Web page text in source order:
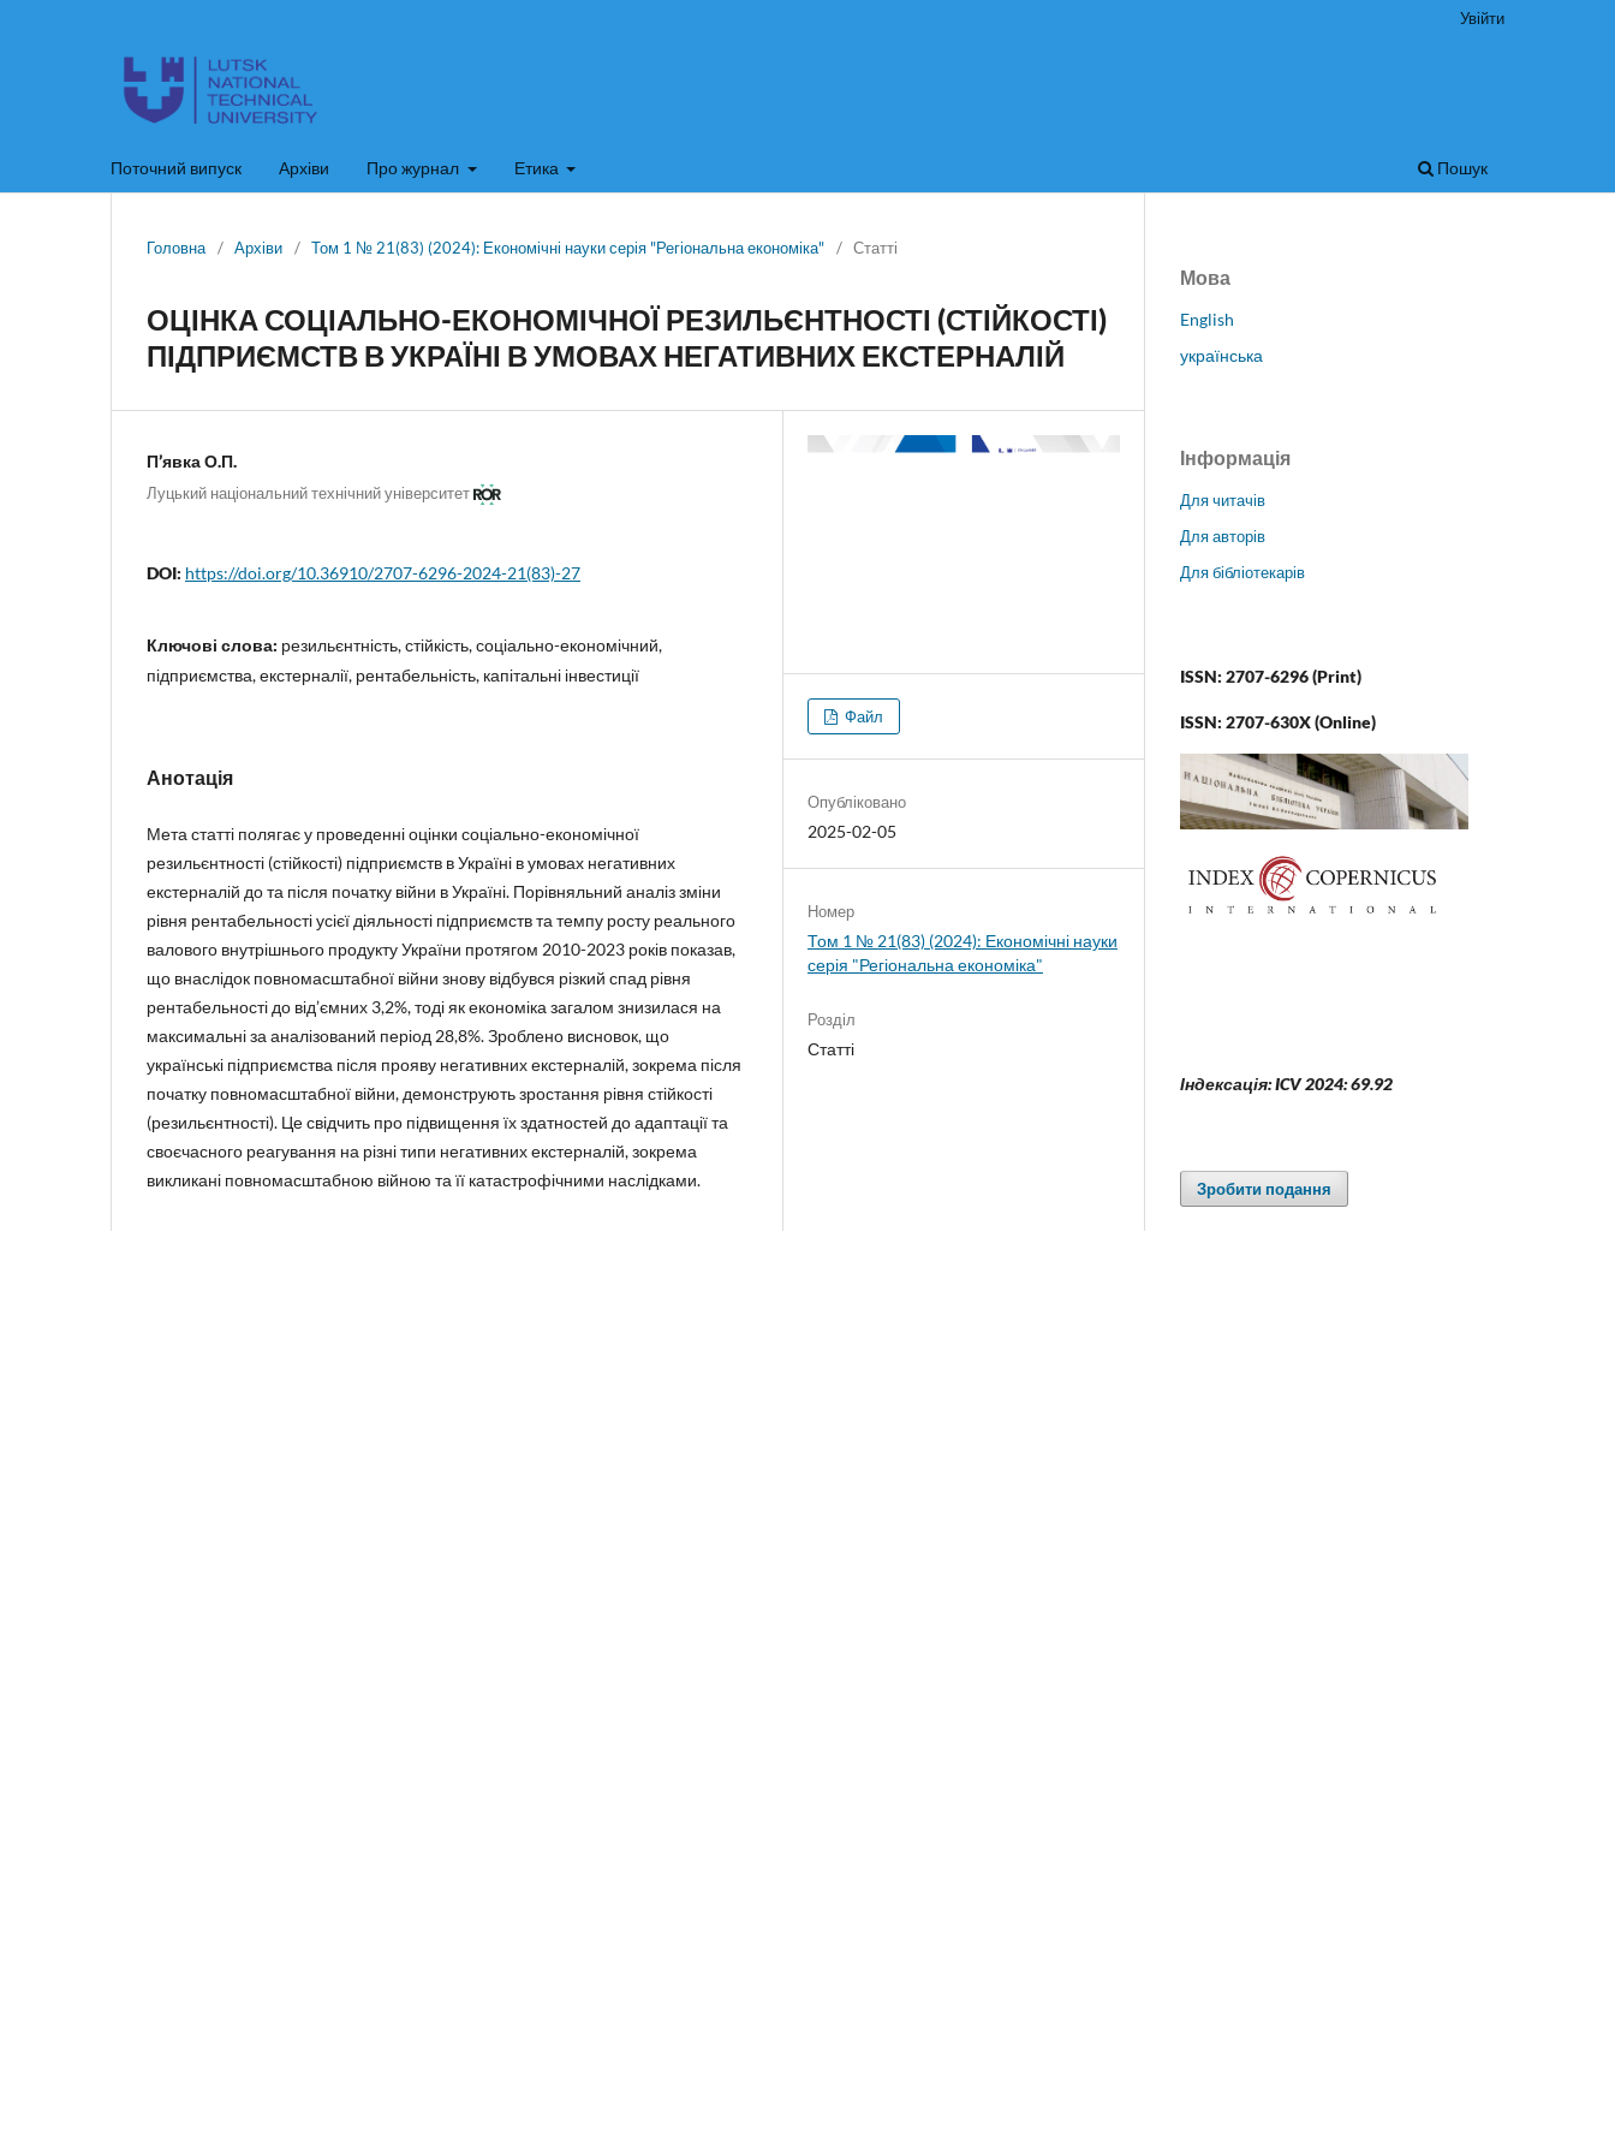
Поточний випуск Архіви Про журнал Етика Пошук
Увійти
Головна / Архіви / Том 1 № 21(83) (2024): Економічні науки серія "Регіональна економіка" / Статті
ОЦІНКА СОЦІАЛЬНО-ЕКОНОМІЧНОЇ РЕЗИЛЬЄНТНОСТІ (СТІЙКОСТІ)
ПІДПРИЄМСТВ В УКРАЇНІ В УМОВАХ НЕГАТИВНИХ ЕКСТЕРНАЛІЙ
П’явка О.П.
Луцький національний технічний університет
DOI: https://doi.org/10.36910/2707-6296-2024-21(83)-27
Ключові слова: резильєнтність, стійкість, соціально-економічний,
підприємства, екстерналії, рентабельність, капітальні інвестиції
Анотація
Мета статті полягає у проведенні оцінки соціально-економічної
резильєнтності (стійкості) підприємств в Україні в умовах негативних
екстерналій до та після початку війни в Україні. Порівняльний аналіз зміни
рівня рентабельності усієї діяльності підприємств та темпу росту реального
валового внутрішнього продукту України протягом 2010-2023 років показав,
що внаслідок повномасштабної війни знову відбувся різкий спад рівня
рентабельності до від’ємних 3,2%, тоді як економіка загалом знизилася на
максимальні за аналізований період 28,8%. Зроблено висновок, що
українські підприємства після прояву негативних екстерналій, зокрема після
початку повномасштабної війни, демонструють зростання рівня стійкості
(резильєнтності). Це свідчить про підвищення їх здатностей до адаптації та
своєчасного реагування на різні типи негативних екстерналій, зокрема
викликані повномасштабною війною та її катастрофічними наслідками.
Файл
Опубліковано
2025-02-05
Номер
Том 1 № 21(83) (2024): Економічні науки
серія "Регіональна економіка"
Розділ
Статті
Мова
English
українська
Інформація
Для читачів
Для авторів
Для бібліотекарів
ISSN: 2707-6296 (Print)
ISSN: 2707-630X (Online)
Індексація: ICV 2024: 69.92
Зробити подання